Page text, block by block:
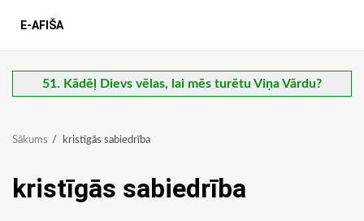
E-AFIŠA
51. Kādēļ Dievs vēlas, lai mēs turētu Viņa Vārdu?
Sākums kristīgās sabiedrība
kristīgās sabiedrība